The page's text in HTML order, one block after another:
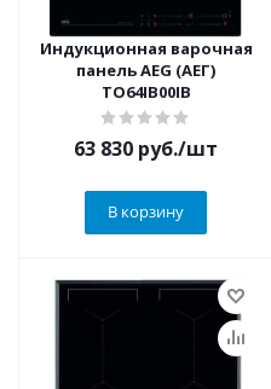
Индукционная варочная
панель AEG (АЕГ)
TO64IB00IB
63 830 руб./шт
В корзину